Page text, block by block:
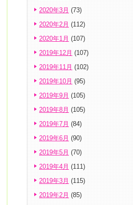
2020年3月 (73)
2020年2月 (112)
2020年1月 (107)
2019年12月 (107)
2019年11月 (102)
2019年10月 (95)
2019年9月 (105)
2019年8月 (105)
2019年7月 (84)
2019年6月 (90)
2019年5月 (70)
2019年4月 (111)
2019年3月 (115)
2019年2月 (85)